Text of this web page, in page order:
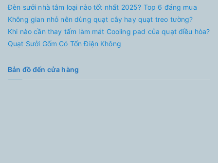
Đèn sưởi nhà tắm loại nào tốt nhất 2025? Top 6 đáng mua
Không gian nhỏ nên dùng quạt cây hay quạt treo tường?
Khi nào cần thay tấm làm mát Cooling pad của quạt điều hòa?
Quạt Sưởi Gốm Có Tốn Điện Không
Bản đồ đến cửa hàng